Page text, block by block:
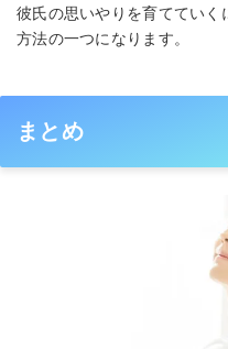
彼氏の思いやりを育てていく
方法の一つになります。
まとめ